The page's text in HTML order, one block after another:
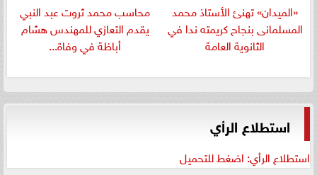
«الميدان» تهنئ الأستاذ محمد
المسلمانى بنجاح كريمته ندا في
الثانوية العامة
​محاسب محمد ثروت عبد النبي
يقدم التعازي للمهندس هشام
أباظة في وفاة...
استطلاع الرأي
استطلاع الرأي: اضغط للتحميل